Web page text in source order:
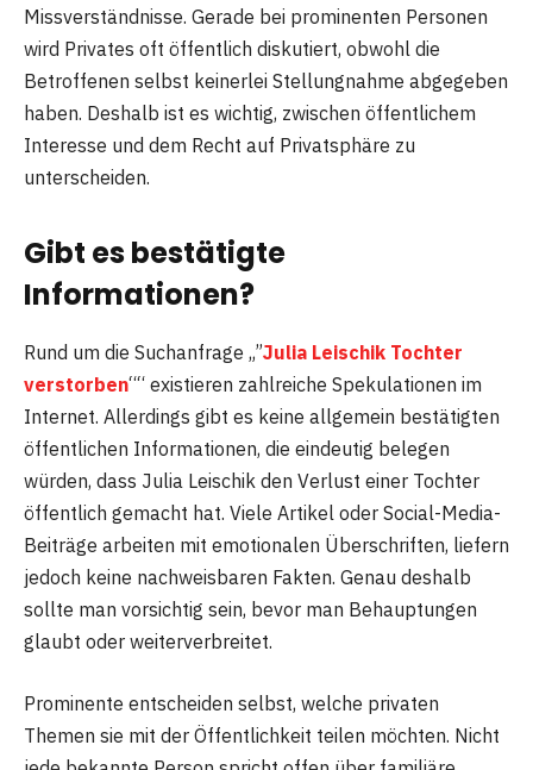
Missverständnisse. Gerade bei prominenten Personen
wird Privates oft öffentlich diskutiert, obwohl die
Betroffenen selbst keinerlei Stellungnahme abgegeben
haben. Deshalb ist es wichtig, zwischen öffentlichem
Interesse und dem Recht auf Privatsphäre zu
unterscheiden.
Gibt es bestätigte
Informationen?
Rund um die Suchanfrage „”Julia Leischik Tochter
verstorben““ existieren zahlreiche Spekulationen im
Internet. Allerdings gibt es keine allgemein bestätigten
öffentlichen Informationen, die eindeutig belegen
würden, dass Julia Leischik den Verlust einer Tochter
öffentlich gemacht hat. Viele Artikel oder Social-Media-
Beiträge arbeiten mit emotionalen Überschriften, liefern
jedoch keine nachweisbaren Fakten. Genau deshalb
sollte man vorsichtig sein, bevor man Behauptungen
glaubt oder weiterverbreitet.
Prominente entscheiden selbst, welche privaten
Themen sie mit der Öffentlichkeit teilen möchten. Nicht